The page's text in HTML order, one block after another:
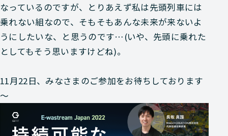
なっているのですが、とりあえず私は先頭列車には
乗れない組なので、そもそもあんな未来が来ないよ
うにしたいな、と思うのです…(いや、先頭に乗れた
としてもそう思いますけどね)。
11月22日、みなさまのご参加をお待ちしております
～